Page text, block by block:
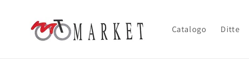
ai contenuti
Catalogo Ditte